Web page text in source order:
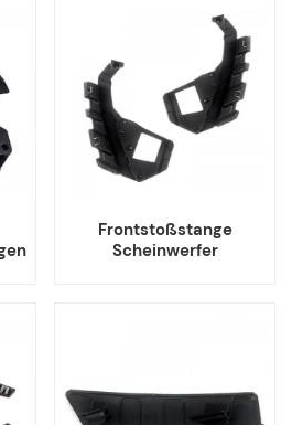
Frontstoßstange
Scheinwerfer